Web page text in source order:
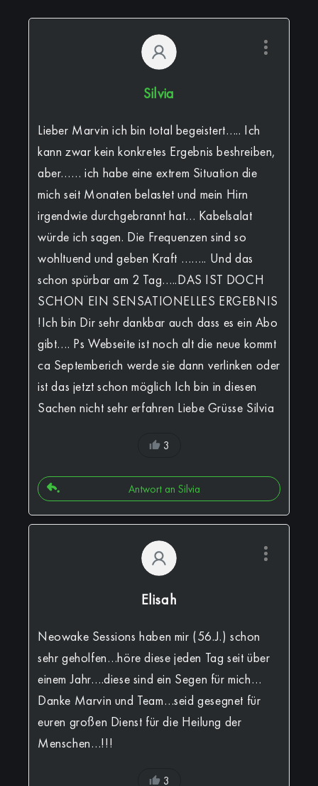
Silvia
Lieber Marvin ich bin total begeistert….. Ich
kann zwar kein konkretes Ergebnis beshreiben,
aber…… ich habe eine extrem Situation die
mich seit Monaten belastet und mein Hirn
irgendwie durchgebrannt hat… Kabelsalat
würde ich sagen. Die Frequenzen sind so
wohltuend und geben Kraft …….. Und das
schon spürbar am 2 Tag…..DAS IST DOCH
SCHON EIN SENSATIONELLES ERGEBNIS
!Ich bin Dir sehr dankbar auch dass es ein Abo
gibt…. Ps Webseite ist noch alt die neue kommt
ca Septemberich werde sie dann verlinken oder
ist das jetzt schon möglich Ich bin in diesen
Sachen nicht sehr erfahren Liebe Grüsse Silvia
3
Antwort an Silvia
Elisah
Neowake Sessions haben mir (56.J.) schon
sehr geholfen…höre diese jeden Tag seit über
einem Jahr….diese sind ein Segen für mich…
Danke Marvin und Team…seid gesegnet für
euren großen Dienst für die Heilung der
Menschen…!!!
3